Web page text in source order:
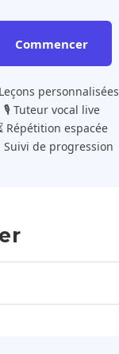
Commencer
personnalisées
🎙️ Tuteur vocal live
Répétition espacée
Suivi de progression